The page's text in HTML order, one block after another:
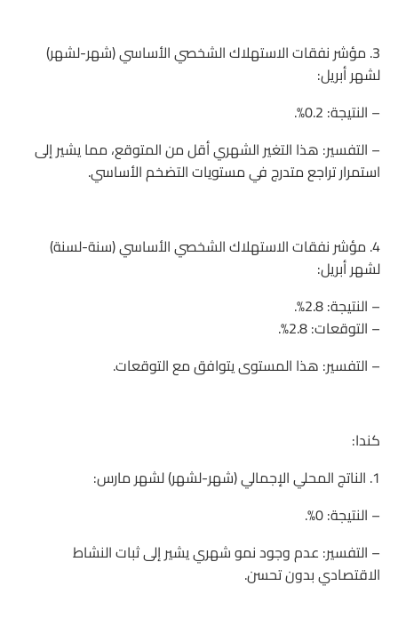
3. مؤشر نفقات الاستهلاك الشخصي الأساسي (شهر-لشهر)
لشهر أبريل:
– النتيجة: 0.2%.
– التفسير: هذا التغير الشهري أقل من المتوقع، مما يشير إلى
استمرار تراجع متدرج في مستويات التضخم الأساسي.
4. مؤشر نفقات الاستهلاك الشخصي الأساسي (سنة-لسنة)
لشهر أبريل:
– النتيجة: 2.8%.
– التوقعات: 2.8%.
– التفسير: هذا المستوى يتوافق مع التوقعات.
كندا:
1. الناتج المحلي الإجمالي (شهر-لشهر) لشهر مارس:
– النتيجة: 0%.
– التفسير: عدم وجود نمو شهري يشير إلى ثبات النشاط
الاقتصادي بدون تحسن.